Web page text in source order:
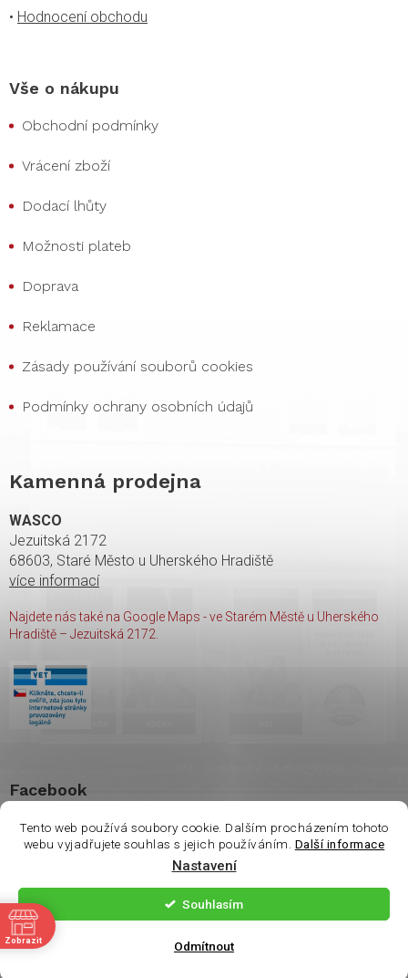
Tento web používá soubory cookie. Dalším procházením tohoto
webu vyjadřujete souhlas s jejich používáním. Další informace
Nastavení
Odmítnout
Souhlasím
• Hodnocení obchodu
Vše o nákupu
Obchodní podmínky
Vrácení zboží
Dodací lhůty
Možnosti plateb
Doprava
Reklamace
Zásady používání souborů cookies
Podmínky ochrany osobních údajů
Kamenná prodejna
WASCO
Jezuitská 2172
68603, Staré Město u Uherského Hradiště
více informací
Najdete nás také na Google Maps - ve Starém Městě u Uherského
Hradiště – Jezuitská 2172.
Facebook
Vytvořil Shoptet | Nakódoval
Copyright 2026 shop Wasco. Všechna práva vyhrazena.
Zobrazit